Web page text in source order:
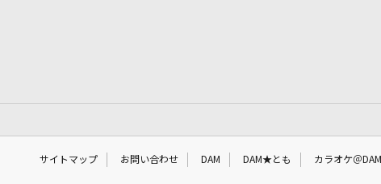
サイトマップ お問い合わせ DAM DAM★とも カラオケ＠DAM